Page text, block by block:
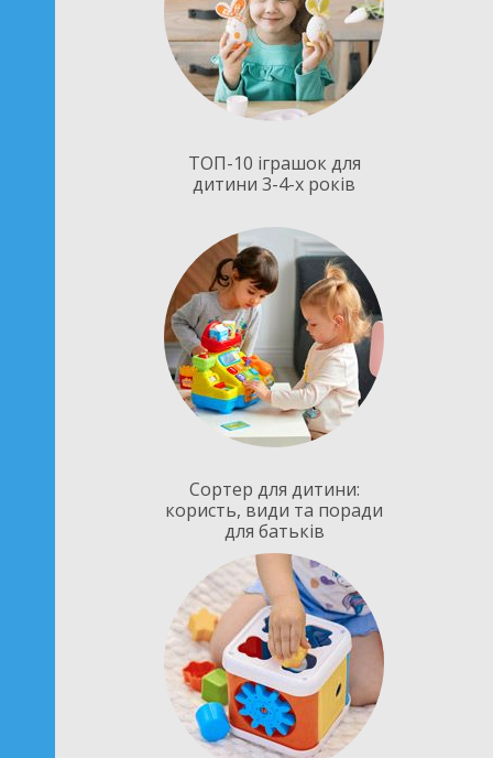
ТОП-10 іграшок для
дитини 3-4-х років
Сортер для дитини:
користь, види та поради
для батьків